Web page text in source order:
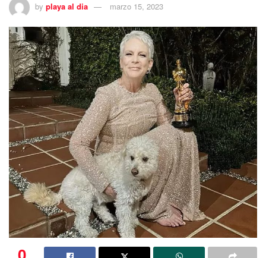
by playa al dia marzo 15, 2023